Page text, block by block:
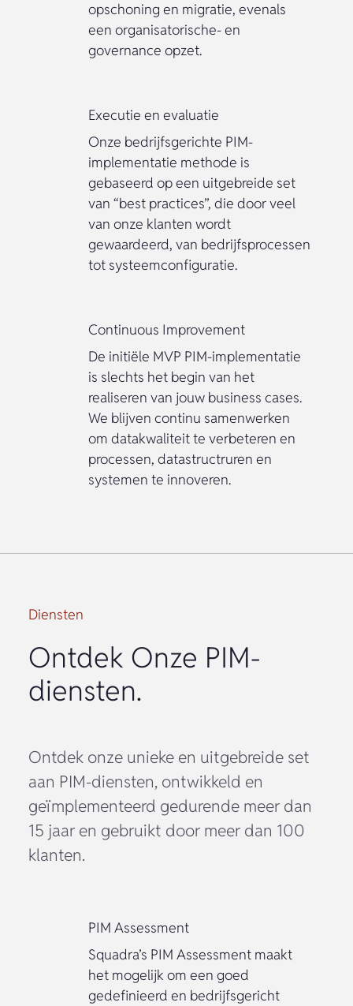
opschoning en migratie, evenals
een organisatorische- en
governance opzet.
Executie en evaluatie
Onze bedrijfsgerichte PIM-
implementatie methode is
gebaseerd op een uitgebreide set
van “best practices”, die door veel
van onze klanten wordt
gewaardeerd, van bedrijfsprocessen
tot systeemconfiguratie.
Continuous Improvement
De initiële MVP PIM-implementatie
is slechts het begin van het
realiseren van jouw business cases.
We blijven continu samenwerken
om datakwaliteit te verbeteren en
processen, datastructruren en
systemen te innoveren.
Diensten
Ontdek Onze PIM-
diensten.
Ontdek onze unieke en uitgebreide set
aan PIM-diensten, ontwikkeld en
geïmplementeerd gedurende meer dan
15 jaar en gebruikt door meer dan 100
klanten.
PIM Assessment
Squadra’s PIM Assessment maakt
het mogelijk om een goed
gedefinieerd en bedrijfsgericht